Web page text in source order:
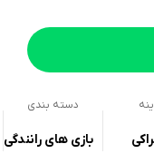
دسته بندی
بازی های رانندگی